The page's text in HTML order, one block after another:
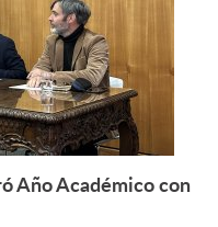
Leer más +
Año Académico con